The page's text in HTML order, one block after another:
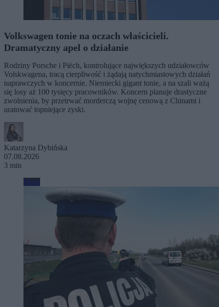
Volkswagen tonie na oczach właścicieli.
Dramatyczny apel o działanie
Rodziny Porsche i Piëch, kontrolujące największych udziałowców
Volskwagena, tracą cierpliwość i żądają natychmiastowych działań
naprawczych w koncernie. Niemiecki gigant tonie, a na szali ważą
się losy aż 100 tysięcy pracowników. Koncern planuje drastyczne
zwolnienia, by przetrwać morderczą wojnę cenową z Chinami i
uratować topniejące zyski.
Katarzyna Dybińska
07.08.2026
3 min
Moto